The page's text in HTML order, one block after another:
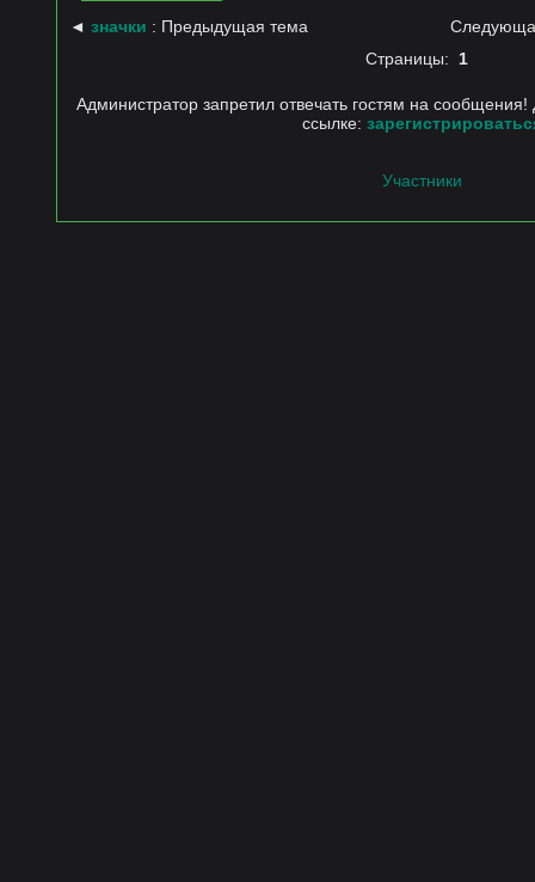
◄значки : Предыдущая тема
Страницы: 1
Администратор запретил отвечать гостям на
ссылке:
Участники